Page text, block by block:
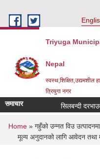
Triyuga
Nepal
स्वस्थ,शिक्षित,उद्यमशील
त्रियुगा नगर
समाचार सिलबन्दी
You are here
Home» गहुँको उन्नत विउ
मूल्य अनुदानको लागि आवेदन तथा